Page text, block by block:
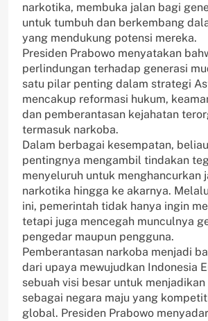
narkotika, membuka jalan bagi
untuk tumbuh dan berkembang
yang mendukung potensi mereka.
Presiden Prabowo menyatakan
perlindungan terhadap generasi
satu pilar penting dalam strategi
mencakup reformasi hukum,
dan pemberantasan kejahatan
termasuk narkoba.
Dalam berbagai kesempatan,
pentingnya mengambil tindakan
menyeluruh untuk menghancurkan
narkotika hingga ke akarnya.
ini, pemerintah tidak hanya ingin
tetapi juga mencegah munculnya
pengedar maupun pengguna.
Pemberantasan narkoba menjadi
dari upaya mewujudkan Indonesia
sebuah visi besar untuk menjadikan
sebagai negara maju yang
global. Presiden Prabowo